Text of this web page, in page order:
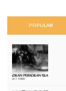
POPULAR